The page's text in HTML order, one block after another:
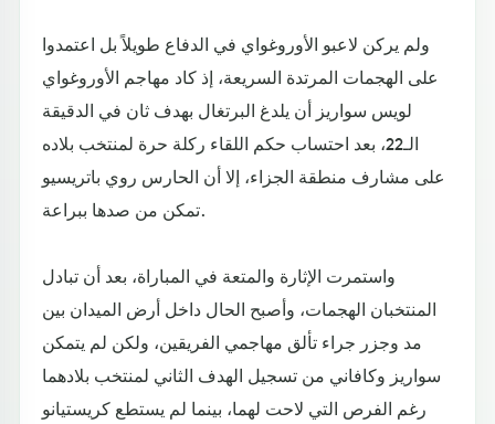
ولم يركن لاعبو الأوروغواي في الدفاع طويلاً بل اعتمدوا
على الهجمات المرتدة السريعة، إذ كاد مهاجم الأوروغواي
لويس سواريز أن يلدغ البرتغال بهدف ثان في الدقيقة
الـ22، بعد احتساب حكم اللقاء ركلة حرة لمنتخب بلاده
على مشارف منطقة الجزاء، إلا أن الحارس روي باتريسيو
تمكن من صدها ببراعة.
واستمرت الإثارة والمتعة في المباراة، بعد أن تبادل
المنتخبان الهجمات، وأصبح الحال داخل أرض الميدان بين
مد وجزر جراء تألق مهاجمي الفريقين، ولكن لم يتمكن
سواريز وكافاني من تسجيل الهدف الثاني لمنتخب بلادهما
رغم الفرص التي لاحت لهما، بينما لم يستطع كريستيانو